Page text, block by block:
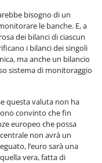
bisogno di un
le banche. E, a
dei bilanci di ciascun
i bilanci dei singoli
ma anche un bilancio
sistema di monitoraggio
questa valuta non ha
convinto che fin
europeo che possa
non avrà un
l’euro sarà una
vera, fatta di